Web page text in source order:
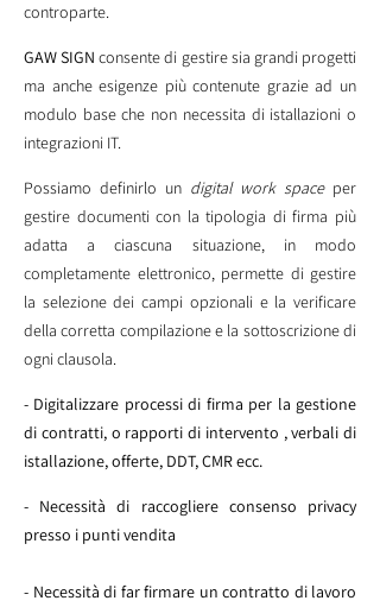
controparte.
GAW SIGN consente di gestire sia grandi progetti
ma anche esigenze più contenute grazie ad un
modulo base che non necessita di istallazioni o
integrazioni IT.
Possiamo definirlo un digital work spaceper
gestire documenti con la tipologia di firma più
adatta a ciascuna situazione, in modo
completamente elettronico, permette di gestire
la selezione dei campi opzionali e la verificare
della corretta compilazione e la sottoscrizione di
ogni clausola.
- Digitalizzare processi di firma per la gestione
di contratti, o rapporti di intervento , verbali di
istallazione, offerte, DDT, CMR ecc.
- Necessità di raccogliere consenso privacy
presso i punti vendita
- Necessità di far firmare un contratto di lavoro